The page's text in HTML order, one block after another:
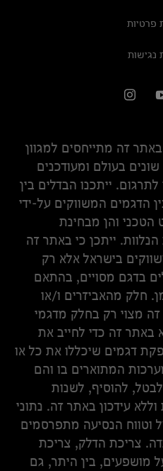
פרטיות
נגישות
זה מתייחסים למגוון
בעולם ומעודכנים
ייתכנו הבדלים בין
הדגמים המשווקים על-ידי
והן מבחינת
ייתכן כי באתר זה
בישראל אלא רק
בדגם מסויים, בהתאם
חלק מהאביזרים ו/או
מצוי רק בחלק מדגמי
באתר זה כדי לחייב את
דגמים שיכללו את כל או
המתוארים בו והם
להוסיף, לשנות
עידכון באתר זה. נתוני
וטווח הנסיעה מתפרסמים
צריכת הדלק, צריכת
מושפעים, בין היתר, גם